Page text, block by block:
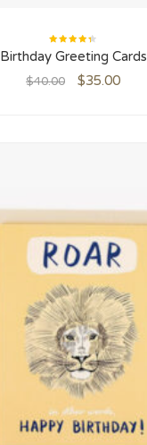
Rated
4.33
Birthday Greeting Cards
$40.00 $35.00